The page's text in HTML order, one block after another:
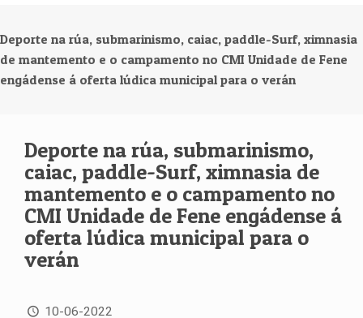
Deporte na rúa, submarinismo, caiac, paddle-Surf, ximnasia
de mantemento e o campamento no CMI Unidade de Fene
engádense á oferta lúdica municipal para o verán
Deporte na rúa, submarinismo,
caiac, paddle-Surf, ximnasia de
mantemento e o campamento no
CMI Unidade de Fene engádense á
oferta lúdica municipal para o
verán
10-06-2022